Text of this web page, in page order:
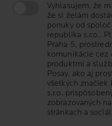
Vyhlasujem, že
že si želám
ponuky od
republika s.r.o.,
Praha 5,
komunikácie cez
produktmi a
Posay, ako aj
všetkých značiek
s.r.o.
zobrazovaných
stránkach a